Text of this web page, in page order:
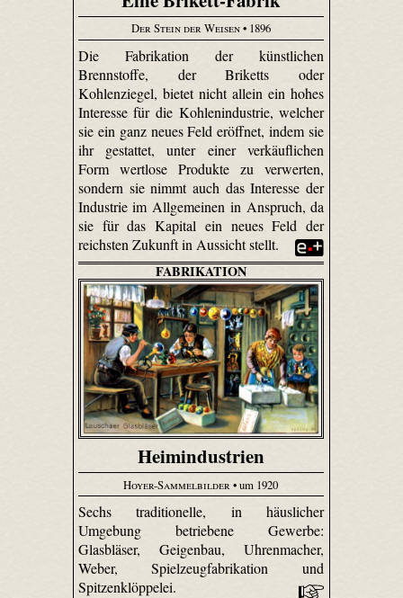
Der Stein der Weisen• 1896
Die Fabrikation der künstlichen
Brennstoffe, der Briketts oder
Kohlenziegel, bietet nicht allein ein hohes
Interesse für die Kohlenindustrie, welcher
sie ein ganz neues Feld eröffnet, indem sie
ihr gestattet, unter einer verkäuflichen
Form wertlose Produkte zu verwerten,
sondern sie nimmt auch das Interesse der
Industrie im Allgemeinen in Anspruch, da
sie für das Kapital ein neues Feld der
reichsten Zukunft in Aussicht stellt.
FABRIKATION
Heimindustrien
Hoyer-Sammelbilder • um 1920
Sechs traditionelle, in häuslicher
Umgebung betriebene Gewerbe:
Glasbläser, Geigenbau, Uhren­macher,
Weber, Spiel­zeug­fabri­kation und
Spitzenklöppelei.